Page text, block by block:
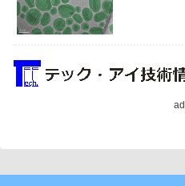
ad